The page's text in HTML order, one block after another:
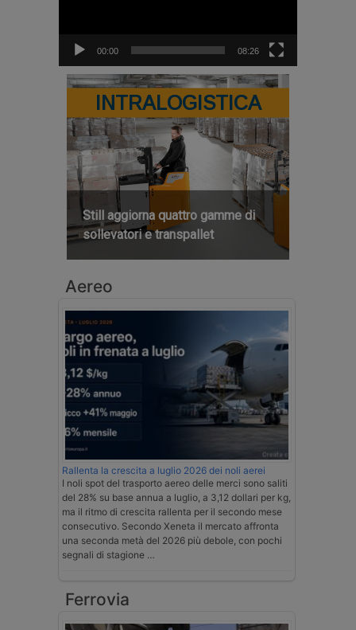
00:00 08:26
INTRALOGISTICA
Still aggiorna quattro gamme di
sollevatori e transpallet
Aereo
Rallenta la crescita a luglio 2026 dei noli aerei
I noli spot del trasporto aereo delle merci sono saliti
del 28% su base annua a luglio, a 3,12 dollari per kg,
ma il ritmo di crescita rallenta per il secondo mese
consecutivo. Secondo Xeneta il mercato affronta
una seconda metà del 2026 più debole, con pochi
segnali di stagione …
Ferrovia